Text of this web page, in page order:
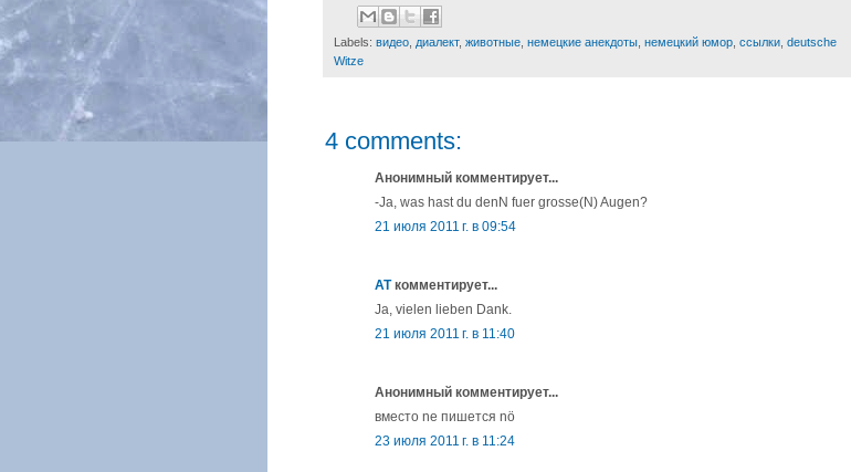
Labels: видео, диалект, животные, немецкие анекдоты, немецкий юмор, ссылки, deutsche
Witze
4 comments:
Анонимный комментирует...
-Ja, was hast du denN fuer grosse(N) Augen?
21 июля 2011 г. в 09:54
ATкомментирует...
Ja, vielen lieben Dank.
21 июля 2011 г. в 11:40
Анонимный комментирует...
вместо ne пишется nö
23 июля 2011 г. в 11:24